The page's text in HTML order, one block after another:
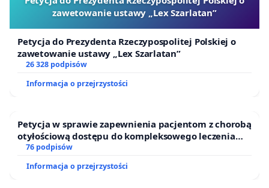
zawetowanie ustawy „Lex Szarlatan”
Petycja do Prezydenta Rzeczypospolitej Polskiej o
zawetowanie ustawy „Lex Szarlatan”
26 328 podpisów
Informacja o przejrzystości
Petycja w sprawie zapewnienia pacjentom z chorobą
otyłościową dostępu do kompleksowego leczenia
oraz programów profilaktycznych.
76 podpisów
Informacja o przejrzystości